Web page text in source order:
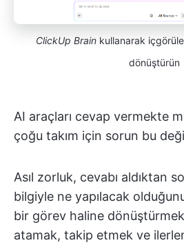
ClickUp Brain kullanarak
dönüştürün
AI araçları cevap vermekte
çoğu takım için sorun bu
Asıl zorluk, cevabı aldıktan
bilgiyle ne yapılacak
bir görev haline
atamak, takip etmek ve